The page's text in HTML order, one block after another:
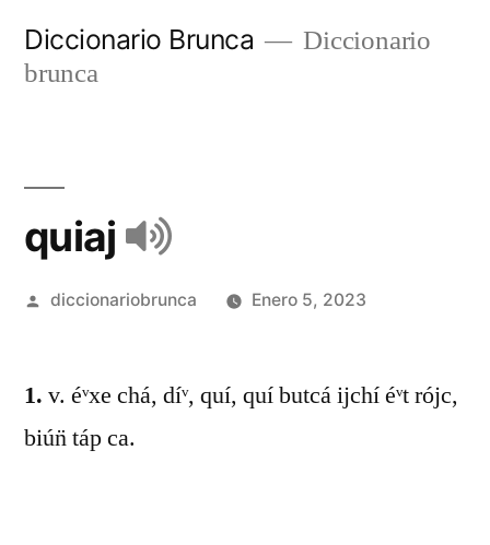
Diccionario Brunca
Diccionario
brunca
quiaj
diccionariobrunca Enero 5, 2023
1. v. éᵛxe chá, díᵛ, quí, quí butcá ijchí éᵛt rójc,
biún̈ táp ca.